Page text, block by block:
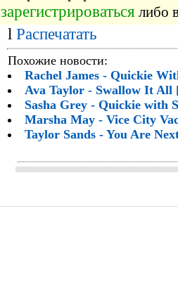
зарегистрироваться либо
l Распечатать
Похожие новости:
Rachel James - Quickie
Ava Taylor - Swallow It All
Sasha Grey - Quickie with
Marsha May - Vice City
Taylor Sands - You Are